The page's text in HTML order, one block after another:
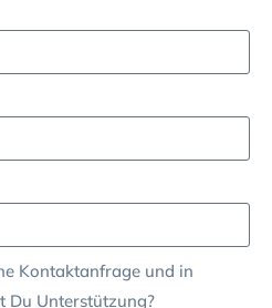
Kontaktanfrage und in
Du Unterstützung?